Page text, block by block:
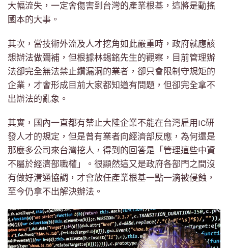
大幅流失，一定會傷害到台灣的產業根基，這將是動搖
國本的大事。
其次，當技術外流及人才挖角如此嚴重時，政府就應該
想辦法做彌補，但根據林錫銘先生的觀察，目前管理辦
法卻完全無法禁止鑽漏洞的業者，卻只會限制守規矩的
企業，才會形成目前大家都知道有問題，但卻完全拿不
出辦法的亂象。
其實，國內一直都有禁止大陸企業不能在台灣雇用IC研
發人才的規定，但是曾有業者向經濟部反應，為何還是
那麼多公司來台灣挖人，得到的回答是「管理這些中資
不屬於經濟部職權」。很顯然這又是政府各部門之間沒
有做好溝通協調，才會放任產業根基一點一滴被侵蝕，
至今仍拿不出解決辦法。